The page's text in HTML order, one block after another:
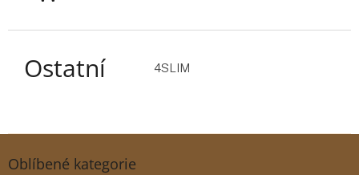
Ostatní 4SLIM
Oblíbené kategorie